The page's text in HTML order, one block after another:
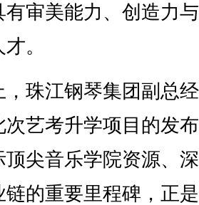
审美能力、创造力
。
珠江钢琴集团副总
次艺考升学项目的发
尖音乐学院资源、
的重要里程碑，正